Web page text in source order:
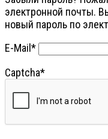
электронной почты.
новый пароль по
E-Mail *
Captcha*